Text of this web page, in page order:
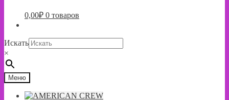
0,00₽ 0 товаров
Искать
×
Меню